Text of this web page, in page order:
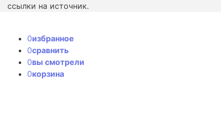
ссылки на источник.
0избранное
0сравнить
0вы смотрели
0корзина